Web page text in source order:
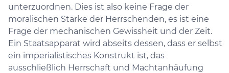
unterzuordnen. Dies ist also keine Frage der
moralischen Stärke der Herrschenden, es ist eine
Frage der mechanischen Gewissheit und der Zeit.
Ein Staatsapparat wird abseits dessen, dass er selbst
ein imperialistisches Konstrukt ist, das
ausschließlich Herrschaft und Machtanhäufung